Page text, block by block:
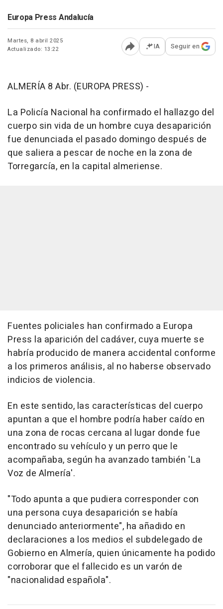
Europa Press Andalucía
Martes, 8 abril 2025
Actualizado: 13:22
Abrir opciones para
IA Seguir en
ALMERÍA 8 Abr. (EUROPA PRESS) -
La Policía Nacional ha confirmado el hallazgo del
cuerpo sin vida de un hombre cuya desaparición
fue denunciada el pasado domingo después de
que saliera a pescar de noche en la zona de
Torregarcía, en la capital almeriense.
Fuentes policiales han confirmado a Europa
Press la aparición del cadáver, cuya muerte se
habría producido de manera accidental conforme
a los primeros análisis, al no haberse observado
indicios de violencia.
En este sentido, las características del cuerpo
apuntan a que el hombre podría haber caído en
una zona de rocas cercana al lugar donde fue
encontrado su vehículo y un perro que le
acompañaba, según ha avanzado también 'La
Voz de Almería'.
"Todo apunta a que pudiera corresponder con
una persona cuya desaparición se había
denunciado anteriormente", ha añadido en
declaraciones a los medios el subdelegado de
Gobierno en Almería, quien únicamente ha podido
corroborar que el fallecido es un varón de
"nacionalidad española".